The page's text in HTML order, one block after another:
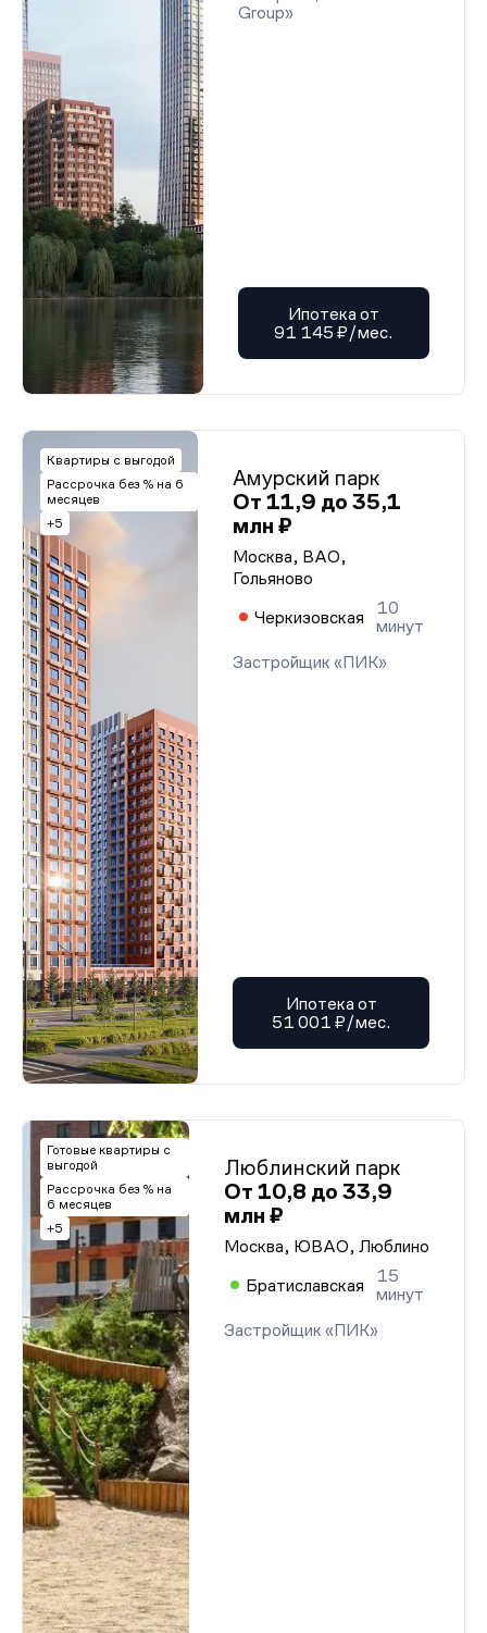
Group»
Ипотека от
91 145 ₽/мес.
Квартиры с выгодой
Рассрочка без % на 6
месяцев
+5
Амурский парк
От 11,9 до 35,1
млн ₽
Москва, ВАО,
Гольяново
Черкизовская
10
минут
Застройщик «ПИК»
Ипотека от
51 001 ₽/мес.
Готовые квартиры с
выгодой
Рассрочка без % на
6 месяцев
+5
Люблинский парк
От 10,8 до 33,9
млн ₽
Москва, ЮВАО, Люблино
Братиславская
15
минут
Застройщик «ПИК»